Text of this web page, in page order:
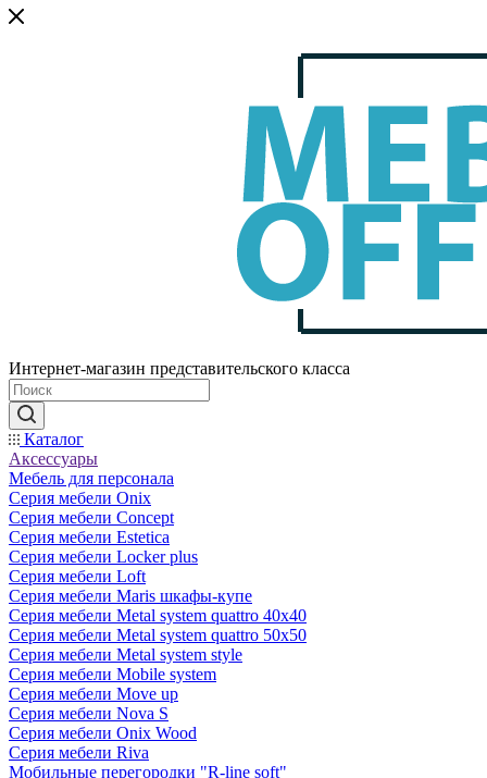
Интернет-магазин представительского класса
Каталог
Аксессуары
Мебель для персонала
Серия мебели Onix
Серия мебели Concept
Серия мебели Estetica
Серия мебели Locker plus
Серия мебели Loft
Серия мебели Maris шкафы-купе
Серия мебели Metal system quattro 40x40
Серия мебели Metal system quattro 50x50
Серия мебели Metal system style
Серия мебели Mobile system
Серия мебели Move up
Серия мебели Nova S
Серия мебели Onix Wood
Серия мебели Riva
Мобильные перегородки "R-line soft"